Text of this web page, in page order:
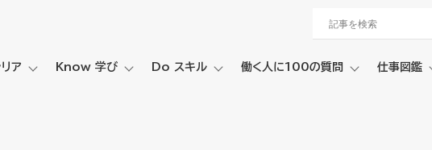
ア Know 学び Do スキル 働く人に100の質問 仕事図鑑